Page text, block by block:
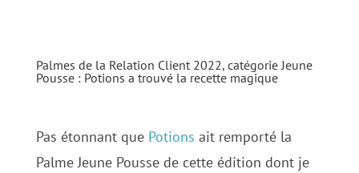
Palmes de la Relation Client 2022, catégorie Jeune
Pousse : Potions a trouvé la recette magique
Pas étonnant que Potions ait remporté la
Palme Jeune Pousse de cette édition dont je